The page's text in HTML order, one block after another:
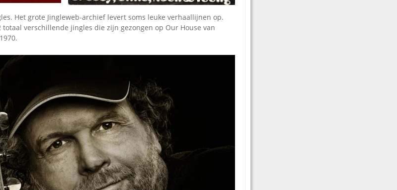
Het grote Jingleweb-archief levert soms leuke verhaallijnen op.
verschillende jingles die zijn gezongen op Our House van